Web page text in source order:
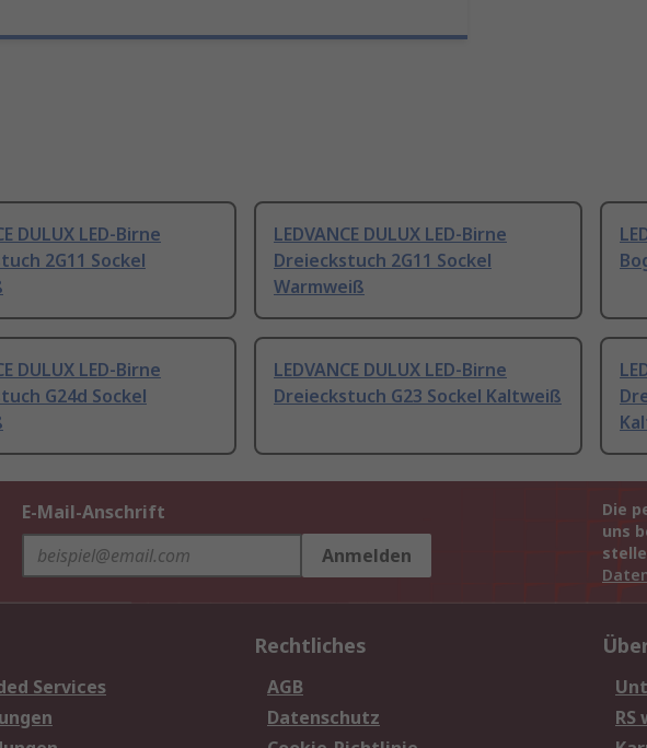
DULUX LED-Birne
2G11 Sockel
LEDVANCE DULUX LED-Birne
Dreieckstuch 2G11 Sockel
Warmweiß
DULUX LED-Birne
G24d Sockel
LEDVANCE DULUX LED-Birne
Dreieckstuch G23 Sockel Kaltweiß
E-Mail-Anschrift
Anmelden
Die
uns
Services
Rechtliches
AGB
Datenschutz